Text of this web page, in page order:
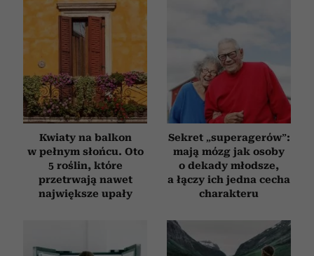
Kwiaty na balkon
w pełnym słońcu. Oto
5 roślin, które
przetrwają nawet
największe upały
Sekret „superagerów”:
mają mózg jak osoby
o dekady młodsze,
a łączy ich jedna cecha
charakteru